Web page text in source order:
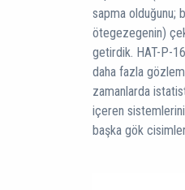
sapma olduğunu;
ötegezegenin)
getirdik. HAT-P-
daha fazla
zamanlarda
içeren
başka gök